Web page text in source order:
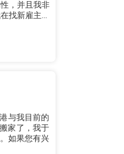
，并且我非
找新雇主，
与我目前的
家了，我于
如果您有兴